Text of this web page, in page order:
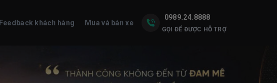
Feedback khách hàng Mua và bán xe
0989.24.8888
GỌI ĐỂ ĐƯỢC HỖ TRỢ